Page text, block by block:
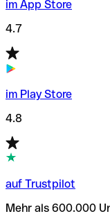
im App Store
4.7
im Play Store
4.8
auf Trustpilot
Mehr als 600.000